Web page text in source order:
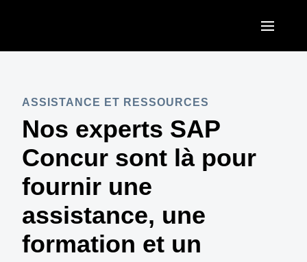
United States (English)
Canada (English)
Canada (Français)
México (Español)
Brasil (Português)
EUROPE
United Kingdom (English)
France (Français)
Deutschland (Deutsch)
Italia (Italiano)
Nederlands (English)
ASIA PACIFIC
ASSISTANCE ET RESSOURCES
Nos experts SAP
Concur sont là pour
fournir une
assistance, une
formation et un